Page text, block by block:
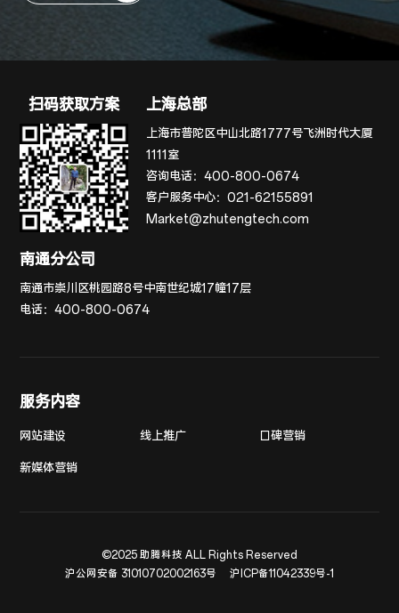
扫码获取方案 上海总部
上海市普陀区中山北路1777号飞洲时代大厦
1111室
咨询电话：400-800-0674
客户服务中心：021-62155891
Market@zhutengtech.com
南通分公司
南通市崇川区桃园路8号中南世纪城17幢17层
电话：400-800-0674
服务内容
网站建设 线上推广 口碑营销
新媒体营销
©2025 助腾科技 ALL Rights Reserved
沪公网安备 31010702002163号
沪ICP备11042339号-1